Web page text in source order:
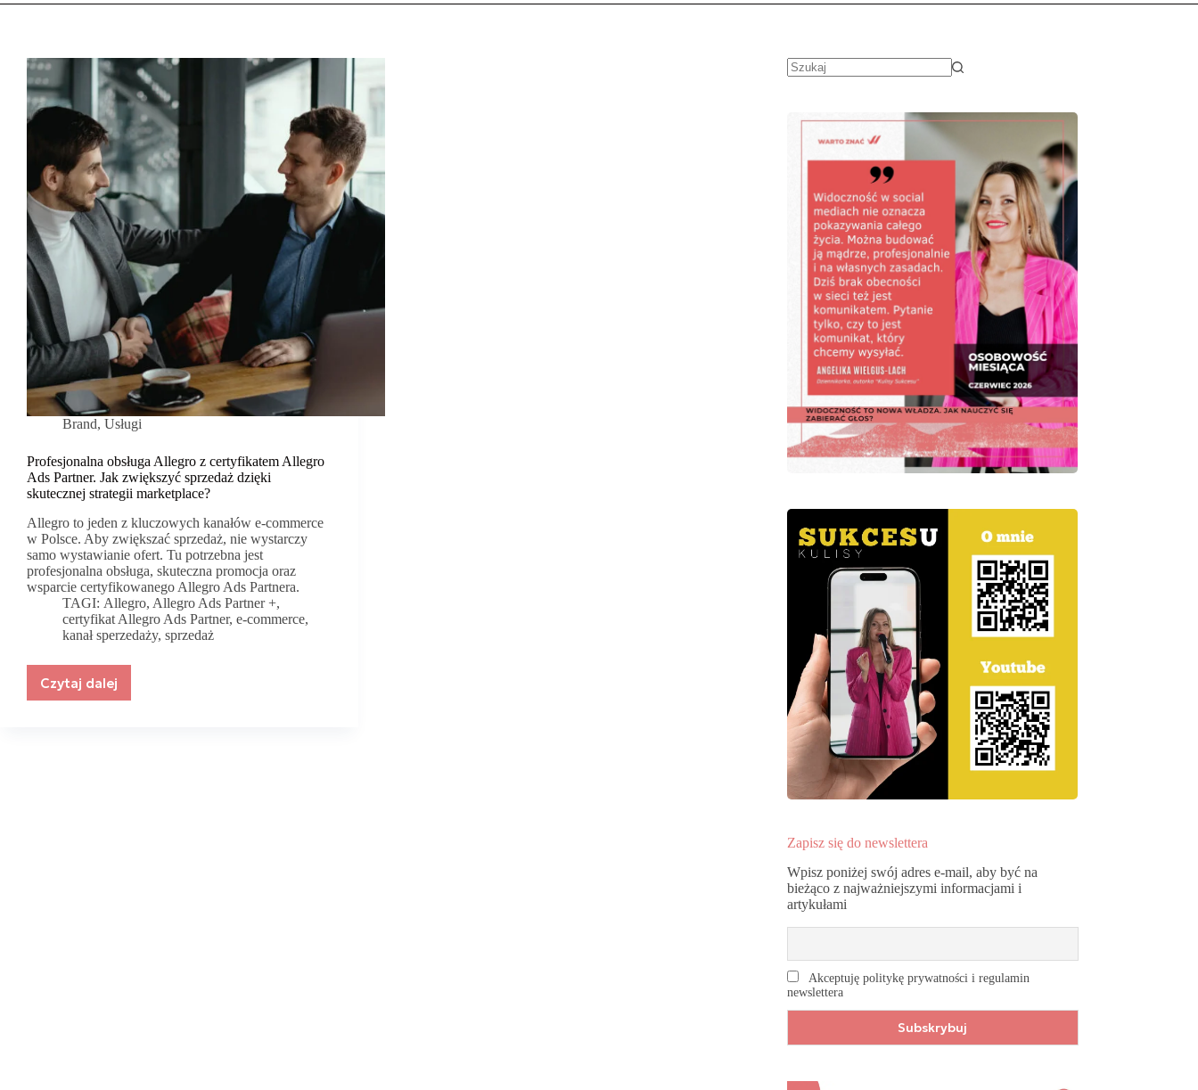
Brand, Usługi
Profesjonalna obsługa Allegro z certyfikatem Allegro
Ads Partner. Jak zwiększyć sprzedaż dzięki
skutecznej strategii marketplace?
Allegro to jeden z kluczowych kanałów e-commerce
w Polsce. Aby zwiększać sprzedaż, nie wystarczy
samo wystawianie ofert. Tu potrzebna jest
profesjonalna obsługa, skuteczna promocja oraz
wsparcie certyfikowanego Allegro Ads Partnera.
TAGI: Allegro, Allegro Ads Partner +,
certyfikat Allegro Ads Partner, e-commerce,
kanał sperzedaży, sprzedaż
Czytaj dalejProfesjonalna
Zapisz się do newslettera
Wpisz poniżej swój adres e-mail, aby być na
bieżąco z najważniejszymi informacjami i
artykułami
Akceptuję politykę prywatności i regulamin
newslettera